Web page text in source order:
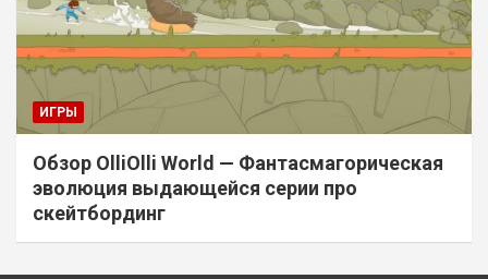
ИГРЫ
Обзор OlliOlli World — Фантасмагорическая
эволюция выдающейся серии про
скейтбординг